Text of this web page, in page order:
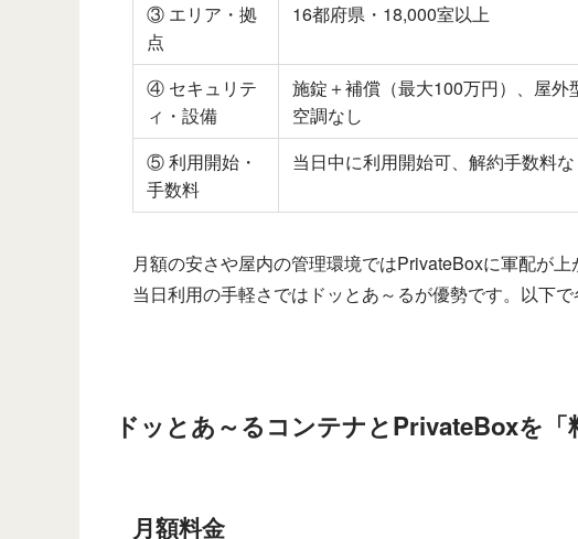
③ エリア・拠
点
16都府県・18,000室以上
④ セキュリテ
ィ・設備
施錠＋補償（最大100万円）、屋外
空調なし
⑤ 利用開始・
手数料
当日中に利用開始可、解約手数料な
月額の安さや屋内の管理環境ではPrivateBoxに軍配が
当日利用の手軽さではドッとあ～るが優勢です。以下で
ドッとあ～るコンテナとPrivateBoxを「
月額料金